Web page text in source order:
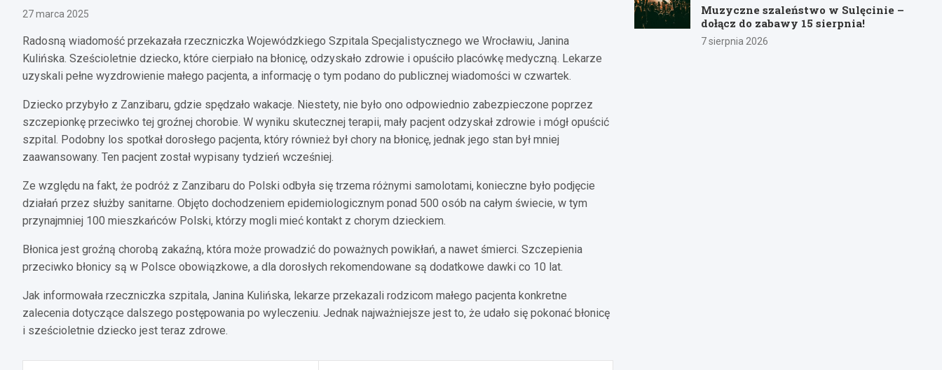
27 marca 2025
Radosną wiadomość przekazała rzeczniczka Wojewódzkiego Szpitala Specjalistycznego we Wrocławiu, Janina
Kulińska. Sześcioletnie dziecko, które cierpiało na błonicę, odzyskało zdrowie i opuściło placówkę medyczną. Lekarze
uzyskali pełne wyzdrowienie małego pacjenta, a informację o tym podano do publicznej wiadomości w czwartek.
Dziecko przybyło z Zanzibaru, gdzie spędzało wakacje. Niestety, nie było ono odpowiednio zabezpieczone poprzez
szczepionkę przeciwko tej groźnej chorobie. W wyniku skutecznej terapii, mały pacjent odzyskał zdrowie i mógł opuścić
szpital. Podobny los spotkał dorosłego pacjenta, który również był chory na błonicę, jednak jego stan był mniej
zaawansowany. Ten pacjent został wypisany tydzień wcześniej.
Ze względu na fakt, że podróż z Zanzibaru do Polski odbyła się trzema różnymi samolotami, konieczne było podjęcie
działań przez służby sanitarne. Objęto dochodzeniem epidemiologicznym ponad 500 osób na całym świecie, w tym
przynajmniej 100 mieszkańców Polski, którzy mogli mieć kontakt z chorym dzieckiem.
Błonica jest groźną chorobą zakaźną, która może prowadzić do poważnych powikłań, a nawet śmierci. Szczepienia
przeciwko błonicy są w Polsce obowiązkowe, a dla dorosłych rekomendowane są dodatkowe dawki co 10 lat.
Jak informowała rzeczniczka szpitala, Janina Kulińska, lekarze przekazali rodzicom małego pacjenta konkretne
zalecenia dotyczące dalszego postępowania po wyleczeniu. Jednak najważniejsze jest to, że udało się pokonać błonicę
i sześcioletnie dziecko jest teraz zdrowe.
Muzyczne szaleństwo w Sulęcinie –
dołącz do zabawy 15 sierpnia!
7 sierpnia 2026